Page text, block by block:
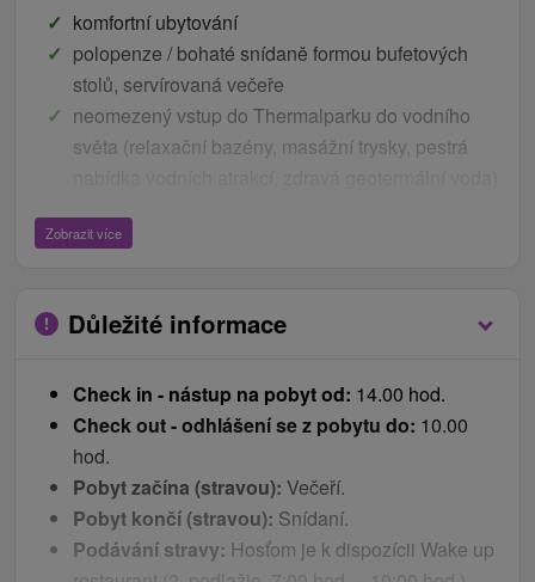
komfortní ubytování
polopenze / bohaté snídaně formou bufetových
stolů, servírovaná večeře
neomezený vstup do Thermalparku do vodního
světa (relaxační bazény, masážní trysky, pestrá
neomezený vstup do Wellness 18+ (Kneippova
speciální saunové ceremoniály
parkování
WiFi
Ceník - Bonusy
na Velikonoční pondělí tématickou snídani
během Velikonoc animace pro děti
Zobrazit více
Důležité informace
Check in - nástup na pobyt od: 14.00 hod.
Check out - odhlášení se z pobytu do: 10.00
hod.
Pobyt začína (stravou): Večeří.
Pobyt končí (stravou): Snídaní.
Podávání stravy: Hosťom je k dispozícii Wake up